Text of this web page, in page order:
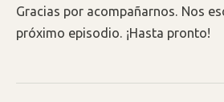
Gracias por acompañarnos. Nos
próximo episodio. ¡Hasta pronto!